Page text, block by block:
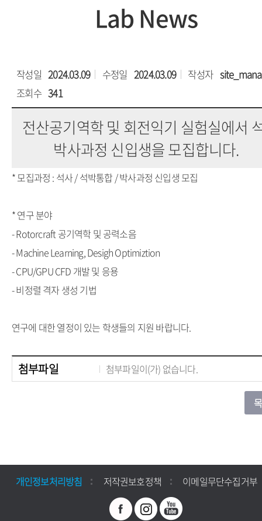
Lab News
작성일 2024.03.09 수정일 2024.03.09 작성자
조회수 341
전산공기역학 및 회전익기 실험실에서
박사과정 신입생을 모집합니다.
* 모집과정 : 석사 / 석박통합 / 박사과정 신입생 모집
* 연구 분야
- Rotorcraft 공기역학 및 공력소음
- Machine Learning, Desigh Optimiztion
- CPU/GPU CFD 개발 및 응용
- 비정렬 격자 생성 기법
연구에 대한 열정이 있는 학생들의 지원 바랍니다.
첨부파일 첨부파일이(가) 없습니다.
개인정보처리방침 저작권보호정책 이메일무단수집거부